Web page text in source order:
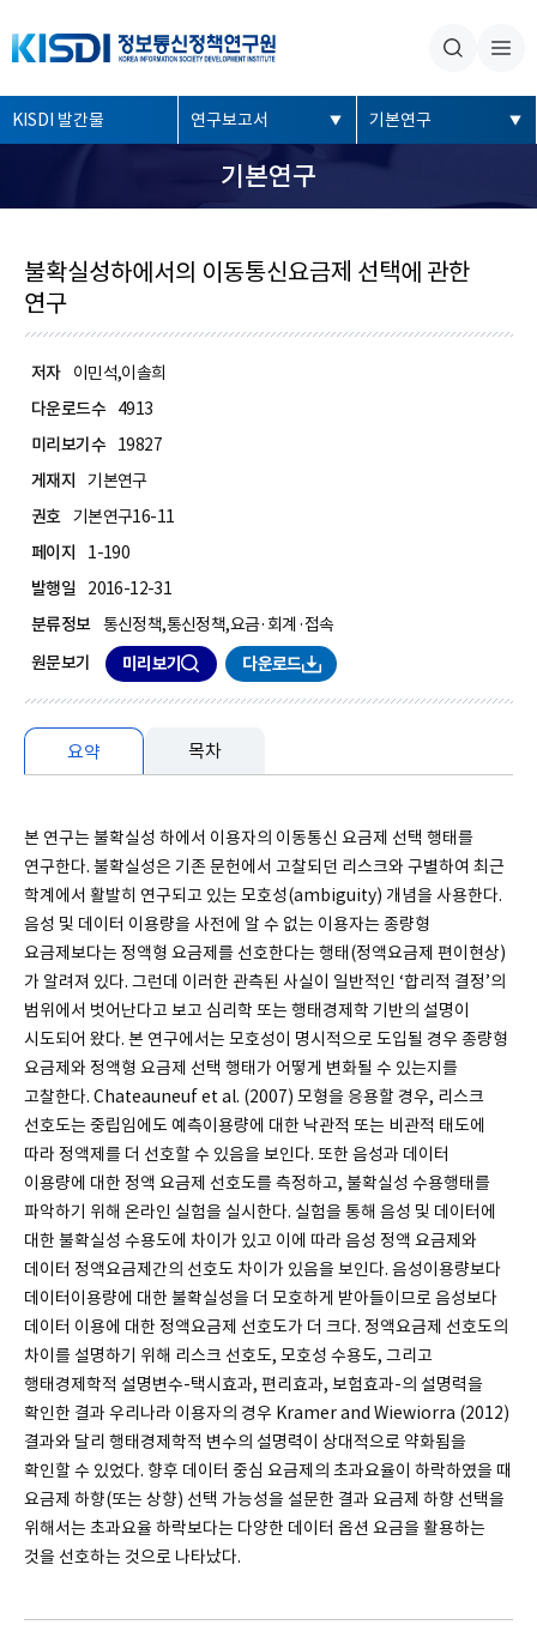
좌
측
KISDI 발간물 연구보고서 기본연구
기본연구
불확실성하에서의 이동통신요금제 선택에 관한
연구
저자
이민석,이솔희
다운로드수
4913
미리보기수
19827
게재지
기본연구
권호 기본연구16-11
페이지
1-190
발행일
2016-12-31
분류정보 통신정책,통신정책,요금·회계·접속
원문보기
미리보기 다운로드
요약 목차
요약
본 연구는 불확실성 하에서 이용자의 이동통신 요금제 선택 행태를
연구한다. 불확실성은 기존 문헌에서 고찰되던 리스크와 구별하여 최근
학계에서 활발히 연구되고 있는 모호성(ambiguity) 개념을 사용한다.
음성 및 데이터 이용량을 사전에 알 수 없는 이용자는 종량형
요금제보다는 정액형 요금제를 선호한다는 행태(정액요금제 편이현상)
가 알려져 있다. 그런데 이러한 관측된 사실이 일반적인 ‘합리적 결정’의
범위에서 벗어난다고 보고 심리학 또는 행태경제학 기반의 설명이
시도되어 왔다. 본 연구에서는 모호성이 명시적으로 도입될 경우 종량형
요금제와 정액형 요금제 선택 행태가 어떻게 변화될 수 있는지를
고찰한다. Chateauneuf et al. (2007) 모형을 응용할 경우, 리스크
선호도는 중립임에도 예측이용량에 대한 낙관적 또는 비관적 태도에
따라 정액제를 더 선호할 수 있음을 보인다. 또한 음성과 데이터
이용량에 대한 정액 요금제 선호도를 측정하고, 불확실성 수용행태를
파악하기 위해 온라인 실험을 실시한다. 실험을 통해 음성 및 데이터에
대한 불확실성 수용도에 차이가 있고 이에 따라 음성 정액 요금제와
데이터 정액요금제간의 선호도 차이가 있음을 보인다. 음성이용량보다
데이터이용량에 대한 불확실성을 더 모호하게 받아들이므로 음성보다
데이터 이용에 대한 정액요금제 선호도가 더 크다. 정액요금제 선호도의
차이를 설명하기 위해 리스크 선호도, 모호성 수용도, 그리고
행태경제학적 설명변수-택시효과, 편리효과, 보험효과-의 설명력을
확인한 결과 우리나라 이용자의 경우 Kramer and Wiewiorra (2012)
결과와 달리 행태경제학적 변수의 설명력이 상대적으로 약화됨을
확인할 수 있었다. 향후 데이터 중심 요금제의 초과요율이 하락하였을 때
요금제 하향(또는 상향) 선택 가능성을 설문한 결과 요금제 하향 선택을
위해서는 초과요율 하락보다는 다양한 데이터 옵션 요금을 활용하는
것을 선호하는 것으로 나타났다.